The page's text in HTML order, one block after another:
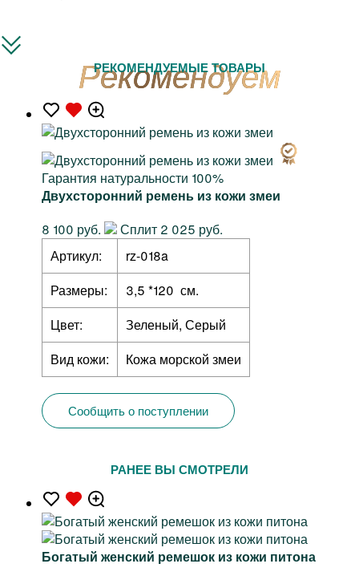
РЕКОМЕНДУЕМЫЕ ТОВАРЫ
Гарантия натуральности 100%
Двухсторонний ремень из кожи змеи
8 100 руб.
Сплит 2 025 руб.
Артикул:
rz-018a
Размеры:
3,5 *120 см.
Цвет:
Зеленый, Серый
Вид кожи:
Кожа морской змеи
Сообщить о поступлении
РАНЕЕ ВЫ СМОТРЕЛИ
Богатый женский ремешок из кожи питона